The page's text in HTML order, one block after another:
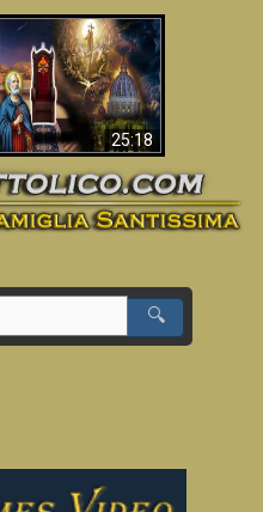
25:18
La Bibbia ha previsto
70 anni senza Papa?
🔍